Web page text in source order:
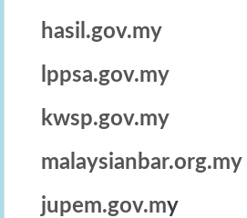
hasil.gov.my
lppsa.gov.my
kwsp.gov.my
malaysianbar.org.my
jupem.gov.my